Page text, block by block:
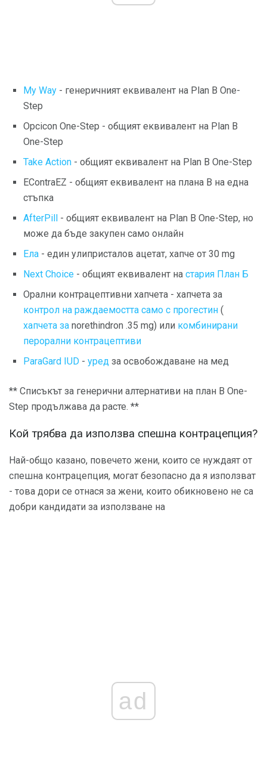
My Way - генеричният еквивалент на Plan B One-
Step
Opcicon One-Step - общият еквивалент на Plan B
One-Step
Take Action - общият еквивалент на Plan B One-Step
EContraEZ - общият еквивалент на плана B на една
стъпка
AfterPill
- общият еквивалент на Plan B One-Step, но
може да бъде закупен само онлайн
Ела - един улипристалов ацетат, хапче от 30 mg
Next Choice - общият еквивалент на стария План Б
Орални контрацептивни хапчета - хапчета за
контрол на раждаемостта само с прогестин (
хапчета за norethindron .35 mg) или комбинирани
перорални контрацептиви
ParaGard IUD - уред за освобождаване на мед
** Списъкът за генерични алтернативи на план B One-
Step продължава да расте. **
Кой трябва да използва спешна контрацепция?
Най-общо казано, повечето жени, които се нуждаят от
спешна контрацепция, могат безопасно да я използват
- това дори се отнася за жени, които обикновено не са
добри кандидати за използване на
ad